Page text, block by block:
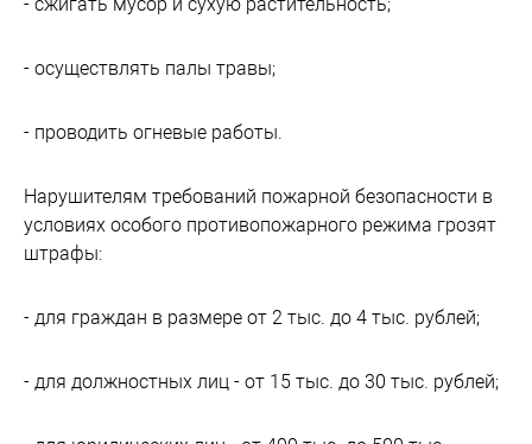
- осуществлять палы травы;
- проводить огневые работы.
Нарушителям требований пожарной безопасности в
условиях особого противопожарного режима грозят
штрафы:
- для граждан в размере от 2 тыс. до 4 тыс. рублей;
- для должностных лиц - от 15 тыс. до 30 тыс. рублей;